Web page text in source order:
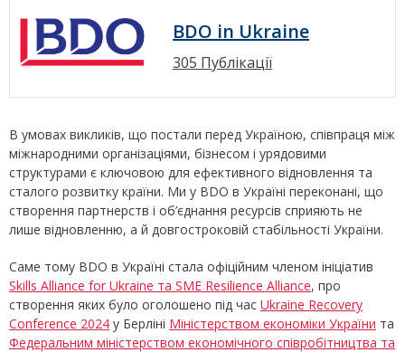
BDO in Ukraine
305 Публікації
В умовах викликів, що постали перед Україною, співпраця між
міжнародними організаціями, бізнесом і урядовими
структурами є ключовою для ефективного відновлення та
сталого розвитку країни. Ми у BDO в Україні переконані, що
створення партнерств і об’єднання ресурсів сприяють не
лише відновленню, а й довгостроковій стабільності України.
Саме тому BDO в Україні стала офіційним членом ініціатив
Skills Alliance for Ukraine та SME Resilience Alliance, про
створення яких було оголошено під час Ukraine Recovery
Conference 2024 у Берліні Міністерством економіки України та
Федеральним міністерством економічного співробітництва та